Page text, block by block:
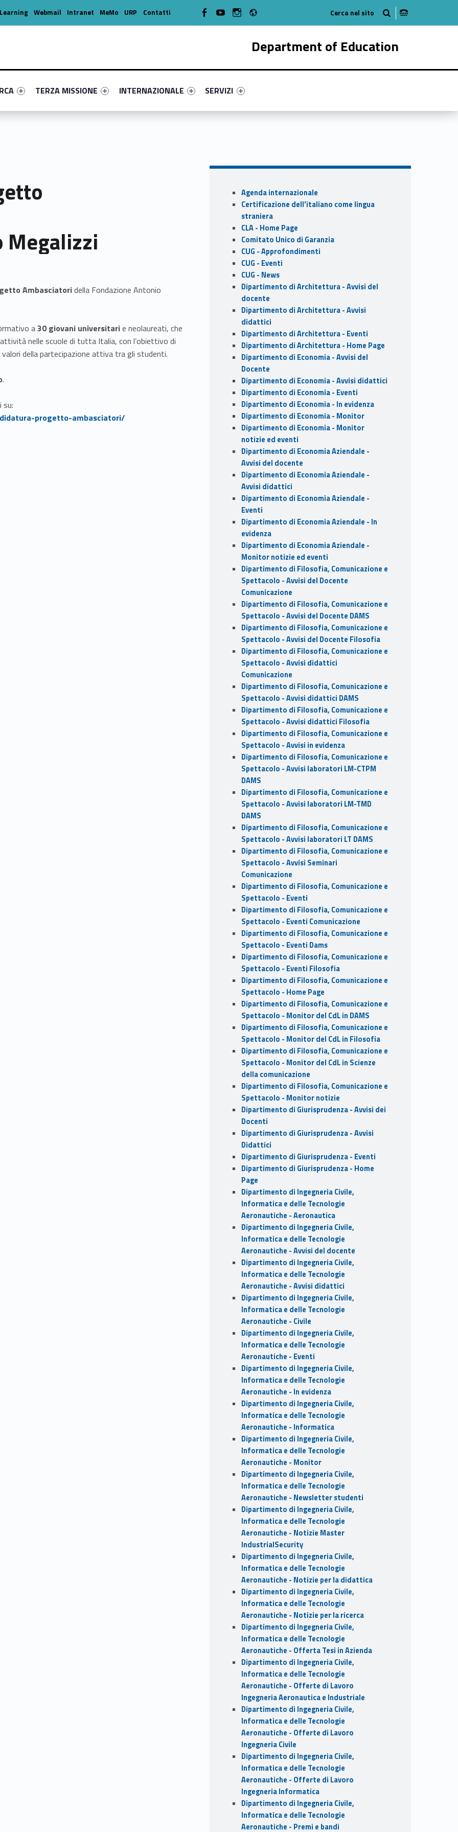
Department of Education
primary-88063-16
#link-menu-primary-31770-39
Link identifier #link-menu-primary-20062-49
TERZA MISSIONE
Link identifier #link-menu-primary-54580-55
INTERNAZIONALE
Link identifier #link-menu-primary-64738-62
SERVIZI
Webmail Intranet MeMo URP Contatti WebMan on FacebookWebMan on YoutubeWebMan on Instagram
Megalizzi
Ambasciatoridella Fondazione Antonio
a30 giovani universitarie neolaureati, che
nelle scuole di tutta Italia, con l’obiettivo di
valori della partecipazione attiva tra gli studenti.
.
su:
progetto-ambasciatori/
Sidebar
Agenda internazionale
Certificazione dell'italiano come lingua
straniera
CLA - Home Page
Comitato Unico di Garanzia
CUG - Approfondimenti
CUG - Eventi
CUG - News
Dipartimento di Architettura - Avvisi del
docente
Dipartimento di Architettura - Avvisi
didattici
Dipartimento di Architettura - Eventi
Dipartimento di Architettura - Home Page
Dipartimento di Economia - Avvisi del
Docente
Dipartimento di Economia - Avvisi didattici
Dipartimento di Economia - Eventi
Dipartimento di Economia - In evidenza
Dipartimento di Economia - Monitor
Dipartimento di Economia - Monitor
notizie ed eventi
Dipartimento di Economia Aziendale -
Avvisi del docente
Dipartimento di Economia Aziendale -
Avvisi didattici
Dipartimento di Economia Aziendale -
Eventi
Dipartimento di Economia Aziendale - In
evidenza
Dipartimento di Economia Aziendale -
Monitor notizie ed eventi
Dipartimento di Filosofia, Comunicazione e
Spettacolo - Avvisi del Docente
Comunicazione
Dipartimento di Filosofia, Comunicazione e
Spettacolo - Avvisi del Docente DAMS
Dipartimento di Filosofia, Comunicazione e
Spettacolo - Avvisi del Docente Filosofia
Dipartimento di Filosofia, Comunicazione e
Spettacolo - Avvisi didattici
Comunicazione
Dipartimento di Filosofia, Comunicazione e
Spettacolo - Avvisi didattici DAMS
Dipartimento di Filosofia, Comunicazione e
Spettacolo - Avvisi didattici Filosofia
Dipartimento di Filosofia, Comunicazione e
Spettacolo - Avvisi in evidenza
Dipartimento di Filosofia, Comunicazione e
Spettacolo - Avvisi laboratori LM-CTPM
DAMS
Dipartimento di Filosofia, Comunicazione e
Spettacolo - Avvisi laboratori LM-TMD
DAMS
Dipartimento di Filosofia, Comunicazione e
Spettacolo - Avvisi laboratori LT DAMS
Dipartimento di Filosofia, Comunicazione e
Spettacolo - Avvisi Seminari
Comunicazione
Dipartimento di Filosofia, Comunicazione e
Spettacolo - Eventi
Dipartimento di Filosofia, Comunicazione e
Spettacolo - Eventi Comunicazione
Dipartimento di Filosofia, Comunicazione e
Spettacolo - Eventi Dams
Dipartimento di Filosofia, Comunicazione e
Spettacolo - Eventi Filosofia
Dipartimento di Filosofia, Comunicazione e
Spettacolo - Home Page
Dipartimento di Filosofia, Comunicazione e
Spettacolo - Monitor del CdL in DAMS
Dipartimento di Filosofia, Comunicazione e
Spettacolo - Monitor del CdL in Filosofia
Dipartimento di Filosofia, Comunicazione e
Spettacolo - Monitor del CdL in Scienze
della comunicazione
Dipartimento di Filosofia, Comunicazione e
Spettacolo - Monitor notizie
Dipartimento di Giurisprudenza - Avvisi dei
Docenti
Dipartimento di Giurisprudenza - Avvisi
Didattici
Dipartimento di Giurisprudenza - Eventi
Dipartimento di Giurisprudenza - Home
Page
Dipartimento di Ingegneria Civile,
Informatica e delle Tecnologie
Aeronautiche - Aeronautica
Dipartimento di Ingegneria Civile,
Informatica e delle Tecnologie
Aeronautiche - Avvisi del docente
Dipartimento di Ingegneria Civile,
Informatica e delle Tecnologie
Aeronautiche - Avvisi didattici
Dipartimento di Ingegneria Civile,
Informatica e delle Tecnologie
Aeronautiche - Civile
Dipartimento di Ingegneria Civile,
Informatica e delle Tecnologie
Aeronautiche - Eventi
Dipartimento di Ingegneria Civile,
Informatica e delle Tecnologie
Aeronautiche - In evidenza
Dipartimento di Ingegneria Civile,
Informatica e delle Tecnologie
Aeronautiche - Informatica
Dipartimento di Ingegneria Civile,
Informatica e delle Tecnologie
Aeronautiche - Monitor
Dipartimento di Ingegneria Civile,
Informatica e delle Tecnologie
Aeronautiche - Newsletter studenti
Dipartimento di Ingegneria Civile,
Informatica e delle Tecnologie
Aeronautiche - Notizie Master
IndustrialSecurity
Dipartimento di Ingegneria Civile,
Informatica e delle Tecnologie
Aeronautiche - Notizie per la didattica
Dipartimento di Ingegneria Civile,
Informatica e delle Tecnologie
Aeronautiche - Notizie per la ricerca
Dipartimento di Ingegneria Civile,
Informatica e delle Tecnologie
Aeronautiche - Offerta Tesi in Azienda
Dipartimento di Ingegneria Civile,
Informatica e delle Tecnologie
Aeronautiche - Offerte di Lavoro
Ingegneria Aeronautica e Industriale
Dipartimento di Ingegneria Civile,
Informatica e delle Tecnologie
Aeronautiche - Offerte di Lavoro
Ingegneria Civile
Dipartimento di Ingegneria Civile,
Informatica e delle Tecnologie
Aeronautiche - Offerte di Lavoro
Ingegneria Informatica
Dipartimento di Ingegneria Civile,
Informatica e delle Tecnologie
Aeronautiche - Premi e bandi